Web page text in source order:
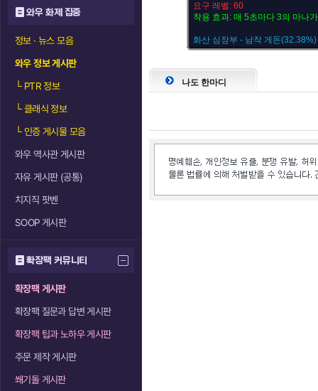
와우 화제 집중
정보 · 뉴스 모음
와우 정보 게시판
└PTR 정보
└클래식 정보
└인증 게시물 모음
와우 역사관 게시판
자유 게시판 (공통)
치지직 팟벤
SOOP 게시판
확장팩 커뮤니티
확장팩 게시판
확장팩 질문과 답변 게시판
확장팩 팁과 노하우 게시판
주문 제작 게시판
쐐기돌 게시판
요구 레벨: 60
착용 효과: 매 5초마다 3의 마나
화산 심장부 - 남작 게돈(32.38%)
나도 한마디